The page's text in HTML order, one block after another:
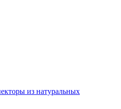
из натуральных